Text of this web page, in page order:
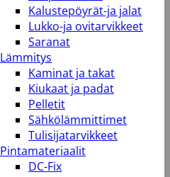
Kalustepöyrät-ja jalat
Lukko-ja ovitarvikkeet
Saranat
Lämmitys
Kaminat ja takat
Kiukaat ja padat
Pelletit
Sähkölämmittimet
Tulisijatarvikkeet
Pintamateriaalit
DC-Fix